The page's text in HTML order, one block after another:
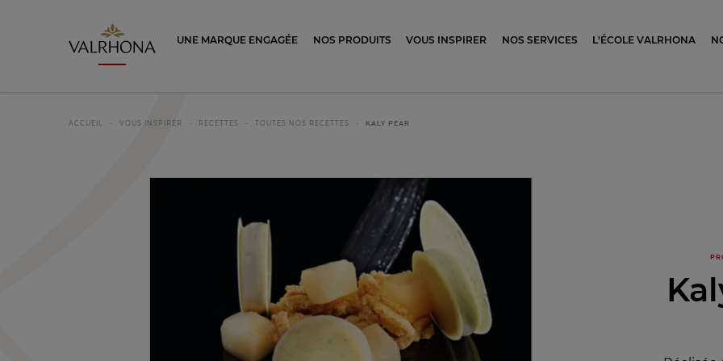
Valrhona - Imaginons le meilleur du chocolat
UNE MARQUE ENGAGÉE NOS PRODUITS VOUS INSPIRER NOS SERVICES L'ÉCOLE VALRHONA
ACCUEIL VOUS INSPIRER RECETTES TOUTES NOS RECETTES KALY PEAR